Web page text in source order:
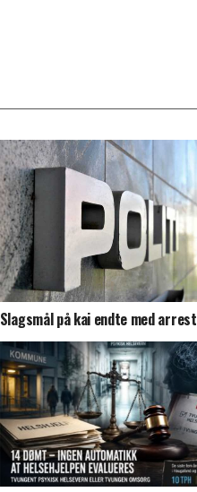
Slagsmål på kai endte med arrest